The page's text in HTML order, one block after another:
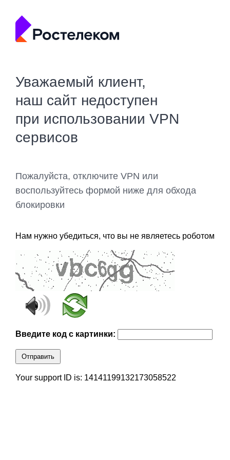
Уважаемый клиент,
наш сайт недоступен
при использовании VPN
сервисов
Пожалуйста, отключите VPN или
воспользуйтесь формой ниже для обхода
блокировки
Нам нужно убедиться, что вы не являетесь роботом
Введите код с картинки:
Отправить
Your support ID is: 14141199132173058522